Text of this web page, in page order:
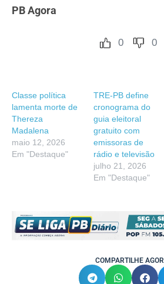
PB Agora
0 0
Classe política
lamenta morte de
Thereza
Madalena
maio 12, 2026
Em "Destaque"
TRE-PB define
cronograma do
guia eleitoral
gratuito com
emissoras de
rádio e televisão
julho 21, 2026
Em "Destaque"
COMPARTILHE